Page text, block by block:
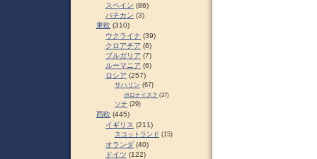
スペイン (86)
バチカン (3)
東欧 (310)
ウクライナ (39)
クロアチア (6)
ブルガリア (7)
ルーマニア (6)
ロシア (257)
サハリン (67)
ポロナイスク (37)
ソチ (29)
西欧 (445)
イギリス (211)
スコットランド (15)
オランダ (40)
ドイツ (122)